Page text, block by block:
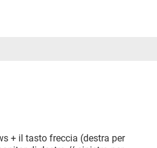
+ il tasto freccia (destra per